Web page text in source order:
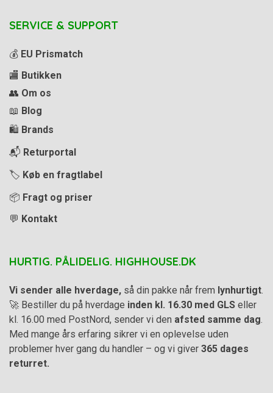
SERVICE & SUPPORT
💰 EU Prismatch
🏬 Butikken
👥 Om os
📖 Blog
🛍️ Brands
📬 Returportal
🏷️ Køb en fragtlabel
📦 Fragt og priser
💬 Kontakt
HURTIG. PÅLIDELIG. HIGHHOUSE.DK
Vi sender alle hverdage, så din pakke når frem lynhurtigt
🚀 Bestiller du på hverdage inden kl. 16.30 med GLS eller
kl. 16.00 med PostNord, sender vi den afsted samme dag
Med mange års erfaring sikrer vi en oplevelse uden
problemer hver gang du handler – og vi giver 365 dages
returret.